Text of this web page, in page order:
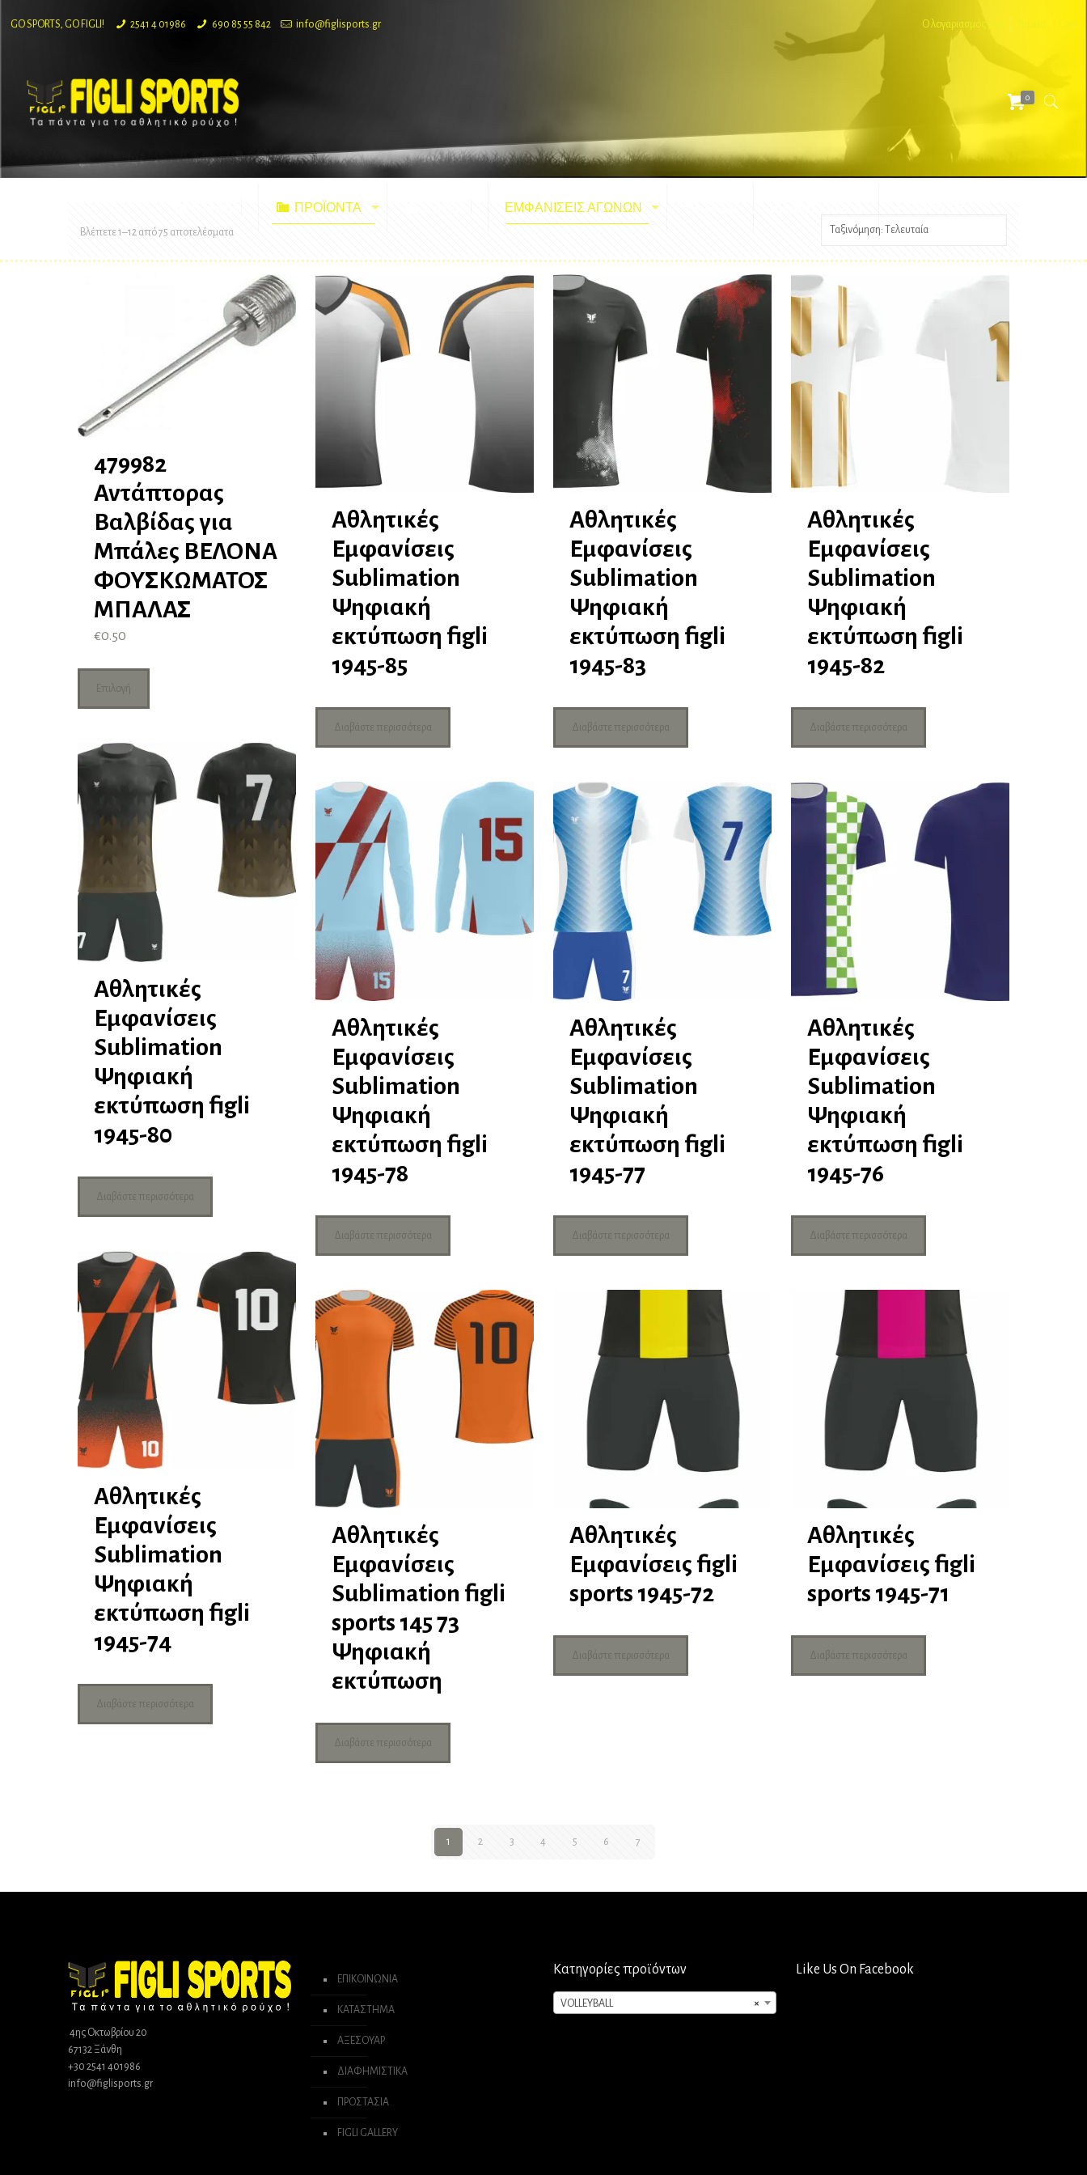
GO SPORTS, GO FIGLI! 2541 4 01986 690 85 55 842 info@figlisports.gr Ο λογαριασμός μου
ΠΡΟΪΟΝΤΑ ΕΜΦΑΝΙΣΕΙΣ ΑΓΩΝΩΝ
0
Βλέπετε 1–12 από 75 αποτελέσματα
latest
479982
Αντάπτορας
Βαλβίδας για
Μπάλες ΒΕΛΟΝΑ
ΦΟΥΣΚΩΜΑΤΟΣ
ΜΠΑΛΑΣ
€0.50
Επιλογή
Οι
επιλογές
μπορούν
του
προϊόντος
Αθλητικές
Εμφανίσεις
Sublimation
Ψηφιακή
εκτύπωση figli
1945-85
Διαβάστε περισσότερα
Αθλητικές
Εμφανίσεις
Sublimation
Ψηφιακή
εκτύπωση figli
1945-83
Διαβάστε περισσότερα
Αθλητικές
Εμφανίσεις
Sublimation
Ψηφιακή
εκτύπωση figli
1945-82
Διαβάστε περισσότερα
Αθλητικές
Εμφανίσεις
Sublimation
Ψηφιακή
εκτύπωση figli
1945-80
Διαβάστε περισσότερα
Αθλητικές
Εμφανίσεις
Sublimation
Ψηφιακή
εκτύπωση figli
1945-78
Διαβάστε περισσότερα
Αθλητικές
Εμφανίσεις
Sublimation
Ψηφιακή
εκτύπωση figli
1945-77
Διαβάστε περισσότερα
Αθλητικές
Εμφανίσεις
Sublimation
Ψηφιακή
εκτύπωση figli
1945-76
Διαβάστε περισσότερα
Αθλητικές
Εμφανίσεις
Sublimation
Ψηφιακή
εκτύπωση figli
1945-74
Διαβάστε περισσότερα
Αθλητικές
Εμφανίσεις
Sublimation figli
sports 145 73
Ψηφιακή
εκτύπωση
Διαβάστε περισσότερα
Αθλητικές
Εμφανίσεις figli
sports 1945-72
Διαβάστε περισσότερα
Αθλητικές
Εμφανίσεις figli
sports 1945-71
Διαβάστε περισσότερα
1 2 3 4 5 6 7
4ης Οκτωβρίου 20
67132 Ξάνθη
+30 2541 401986
info@figlisports.gr
ΕΠΙΚΟΙΝΩΝΙΑ
ΚΑΤΑΣΤΗΜΑ
ΑΞΕΣΟΥΑΡ
ΔΙΑΦΗΜΙΣΤΙΚΑ
ΠΡΟΣΤΑΣΙΑ
FIGLI GALLERY
Κατηγορίες προϊόντων
×
VOLLEYBALL
Like Us On Facebook